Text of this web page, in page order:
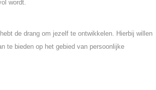
wordt.
de drang om jezelf te ontwikkelen. Hierbij willen
te bieden op het gebied van persoonlijke